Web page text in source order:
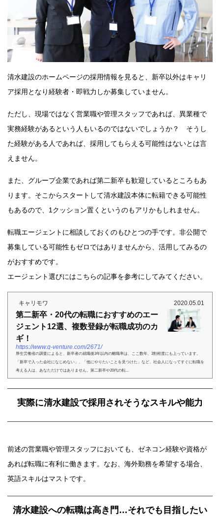
清水建設のホームページの採用情報を見ると、新卒以外はキャリ
ア採用となり経験者・即戦力しか募集していません。
ただし、現場ではなく営業職や管理スタッフであれば、異業種で
実務経験があるという人もいるのではないでしょうか？ そうし
た経験がある人であれば、採用してもらえる可能性はないとは言
えません。
また、グループ企業であれば第二新卒も歓迎しているところもあ
ります。そこからスタートして清水建設本体に転籍できる可能性
もあるので、1クッション置くというのもアリかもしれません。
転職エージェントに相談しておくのもひとつの手です。非公開で
募集している可能性もゼロではありませんから、活用してみるの
がおすすめです。
エージェント選びにはこちらの記事を参考にしてみてください。
キャリモワ 2020.05.01
第二新卒・20代の転職におすすめのエー
ジェント12選、複数登録が転職成功のカ
ギ！
https://www.q-venture.com/2671/
厚生労働省の調査によると、新卒者の就職後3年以内の離職率は、ここ数年、3割程度にも上っています。
「新卒で入った会社になじめない」、「他にやりたいことを見つけた」など、社会人になってすぐに転職を
考える人は、あなただけではありません。第二新卒や20代の転...
実際に清水建設で採用されそうなスキルや能力
前述の営業職や管理スタッフにおいても、ゼネコン経験や資格が
あれば転職に有利に働きます。なお、海外勤務を希望する場合、
英語スキルはマストです。
清水建設への転職は高き門…それでも目指したい